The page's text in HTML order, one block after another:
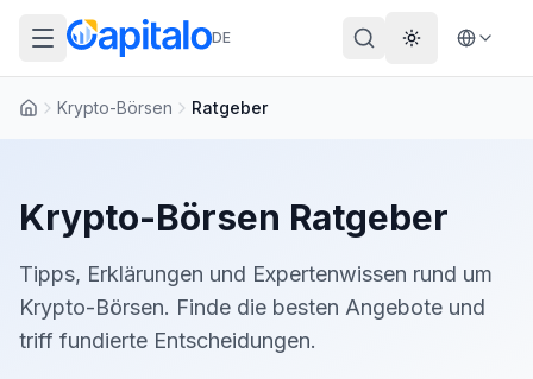
DE Theme
Krypto-Börsen Ratgeber
Krypto-Börsen Ratgeber
Tipps, Erklärungen und Expertenwissen rund um
Krypto-Börsen. Finde die besten Angebote und
triff fundierte Entscheidungen.